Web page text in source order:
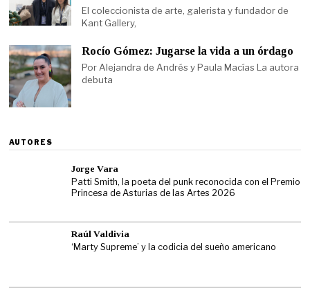
El coleccionista de arte, galerista y fundador de
Kant Gallery,
Rocío Gómez: Jugarse la vida a un órdago
Por Alejandra de Andrés y Paula Macías La autora
debuta
AUTORES
Jorge Vara
Patti Smith, la poeta del punk reconocida con el Premio
Princesa de Asturias de las Artes 2026
Raúl Valdivia
‘Marty Supreme’ y la codicia del sueño americano